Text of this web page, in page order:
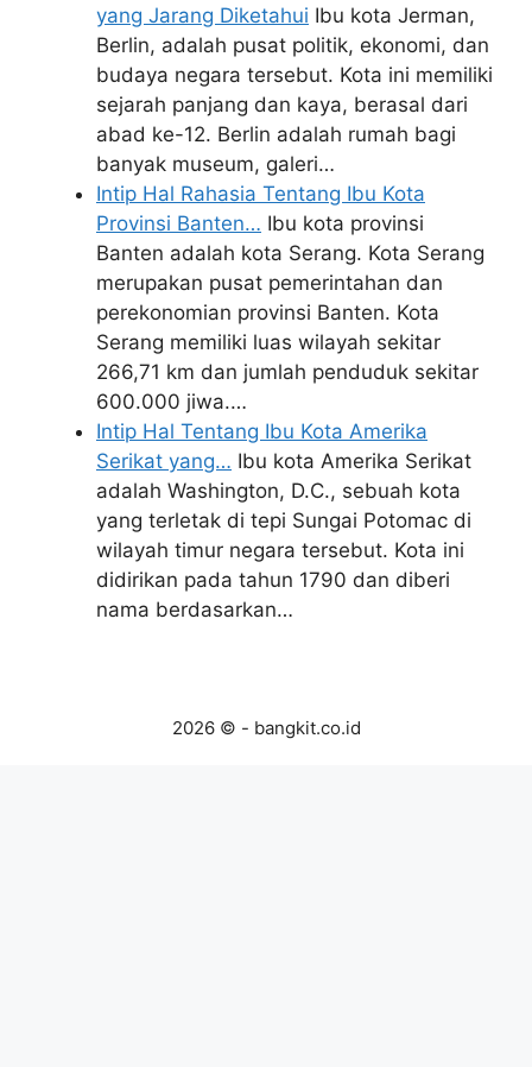
yang Jarang Diketahui Ibu kota Jerman,
Berlin, adalah pusat politik, ekonomi, dan
budaya negara tersebut. Kota ini memiliki
sejarah panjang dan kaya, berasal dari
abad ke-12. Berlin adalah rumah bagi
banyak museum, galeri…
Intip Hal Rahasia Tentang Ibu Kota
Provinsi Banten… Ibu kota provinsi
Banten adalah kota Serang. Kota Serang
merupakan pusat pemerintahan dan
perekonomian provinsi Banten. Kota
Serang memiliki luas wilayah sekitar
266,71 km dan jumlah penduduk sekitar
600.000 jiwa.…
Intip Hal Tentang Ibu Kota Amerika
Serikat yang… Ibu kota Amerika Serikat
adalah Washington, D.C., sebuah kota
yang terletak di tepi Sungai Potomac di
wilayah timur negara tersebut. Kota ini
didirikan pada tahun 1790 dan diberi
nama berdasarkan…
2026 © - bangkit.co.id